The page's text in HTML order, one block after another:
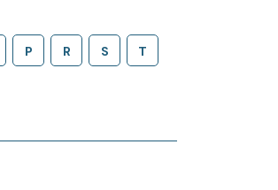
P R S T